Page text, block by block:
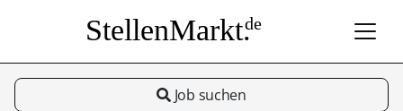
StellenMarkt.de
Job suchen